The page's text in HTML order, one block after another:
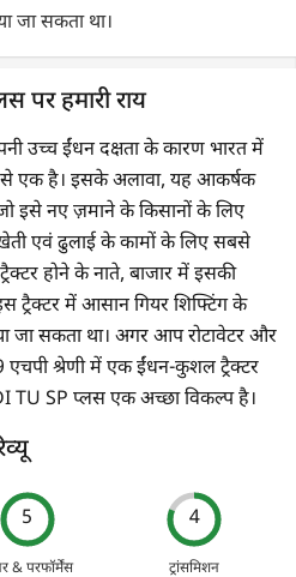
जा सकता था।
पर हमारी राय
उच्च ईंधन दक्षता के कारण भारत में
से एक है। इसके अलावा, यह आकर्षक
इसे नए ज़माने के किसानों के लिए
एवं ढुलाई के कामों के लिए सबसे
होने के नाते, बाजार में इसकी
ट्रैक्टर में आसान गियर शिफ्टिंग के
जा सकता था। अगर आप रोटावेटर और
एचपी श्रेणी में एक ईंधन-कुशल ट्रैक्टर
TU SP प्लस एक अच्छा विकल्प है।
5
& परफॉर्मेंस
4
ट्रांसमिशन